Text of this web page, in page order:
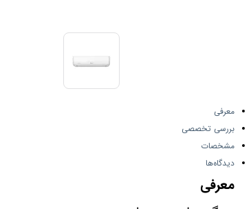
معرفی
بررسی تخصصی
مشخصات
دیدگاه‌ها
معرفی